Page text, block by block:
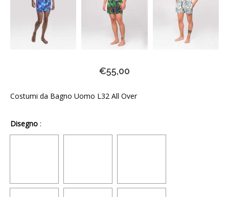
€55,00
Costumi da Bagno Uomo L32 All Over
Disegno :